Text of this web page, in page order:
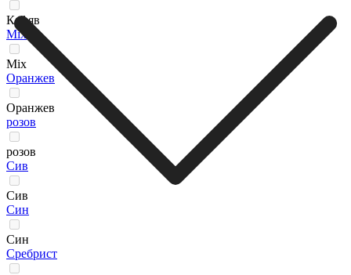
Кафяв
Мix
Мix
Оранжев
Оранжев
розов
розов
Сив
Сив
Син
Син
Сребрист